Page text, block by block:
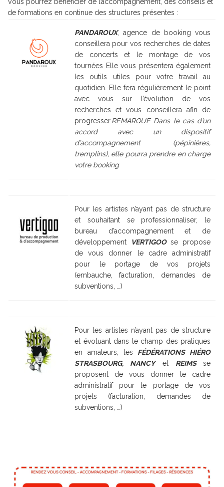
de formations en continue des structures présentes :
PANDAROUX, agence de booking vous
conseillera pour vos recherches de dates
de concerts et le montage de vos
tournées Elle vous présentera également
les outils utiles pour votre travail au
quotidien. Elle fera régulièrement le point
avec vous sur l’évolution de vos
recherches et vous conseillera afin de
progresser.REMARQUEDans le cas d’un
accord avec un dispositif
d’accompagnement (pépinières,
tremplins), elle pourra prendre en charge
votre booking
Pour les artistes n’ayant pas de structure
et souhaitant se professionnaliser, le
bureau d’accompagnement et de
développement
VERTIGOOse propose
de vous donner le cadre administratif
pour le portage de vos projets
(embauche, facturation, demandes de
subventions, …)
Pour les artistes n’ayant pas de structure
et évoluant dans le champ des pratiques
en amateurs, les FÉDÉRATIONS HIÉRO
STRASBOURG, NANCYet REIMS se
proposent de vous donner le cadre
administratif pour le portage de vos
projets (facturation, demandes de
subventions, …)